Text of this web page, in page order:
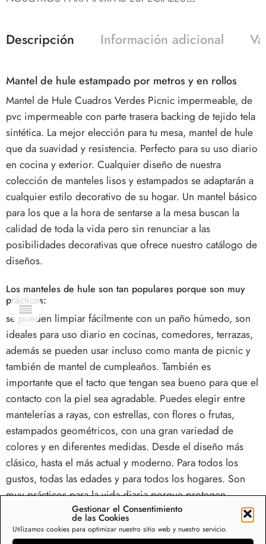
Gestionar el Consentimiento
de las Cookies
Utilizamos cookies para optimizar nuestro sitio web y nuestro servicio.
Descripción Información adicional
Mantel de hule estampado por metros y en rollos
Mantel de Hule Cuadros Verdes Picnic impermeable, de
pvc impermeable con parte trasera backing de tejido tela
sintética. La mejor elección para tu mesa, mantel de hule
que da suavidad y resistencia. Perfecto para su uso diario
en cocina y exterior. Cualquier diseño de nuestra
colección de manteles lisos y estampados se adaptarán a
cualquier estilo decorativo de su hogar. Un mantel básico
para los que a la hora de sentarse a la mesa buscan la
calidad de toda la vida pero sin renunciar a las
posibilidades decorativas que ofrece nuestro catálogo de
diseños.
Los manteles de hule son tan populares porque son muy
prácticos:
se pueden limpiar fácilmente con un paño húmedo, son
ideales para uso diario en cocinas, comedores, terrazas,
además se pueden usar incluso como manta de picnic y
también de mantel de cumpleaños. También es
importante que el tacto que tengan sea bueno para que el
contacto con la piel sea agradable. Puedes elegir entre
mantelerías a rayas, con estrellas, con flores o frutas,
estampados geométricos, con una gran variedad de
colores y en diferentes medidas. Desde el diseño más
clásico, hasta el más actual y moderno. Para todos los
gustos, todas las edades y para todos los hogares. Son
muy prácticos para la vida diaria porque protegen
nuestras mesas y nos ahorran colada de manteles cada
semana. Además en verano son muy prácticos sobre los